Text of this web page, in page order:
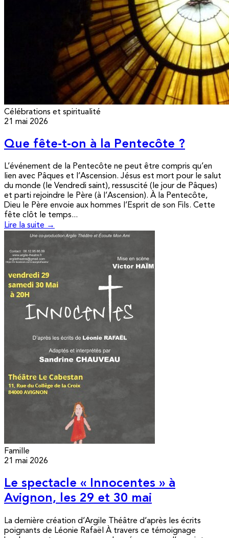
Célébrations et spiritualité
21 mai 2026
Que fête-t-on à la Pentecôte ?
L’événement de la Pentecôte ne peut être compris qu’en
lien avec Pâques et l’Ascension. Jésus est mort pour le salut
du monde (le Vendredi saint), ressuscité (le jour de Pâques)
et parti rejoindre le Père (à l’Ascension). À la Pentecôte,
Dieu le Père envoie aux hommes l’Esprit de son Fils. Cette
fête clôt le temps...
Lire la suite →
Famille
21 mai 2026
Le spectacle « Innocentes » à
Avignon, les 29 et 30 mai
La dernière création d’Argile Théâtre d’après les écrits
poignants de Léonie Rafaël À travers ce témoignage